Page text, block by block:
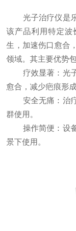
光子治疗仪是乐
该产品利用特定波
生，加速伤口愈合
领域。其主要优势包
疗效显著：光子
愈合，减少疤痕形成
安全无痛：治疗
群使用。
操作简便：设备
景下使用。